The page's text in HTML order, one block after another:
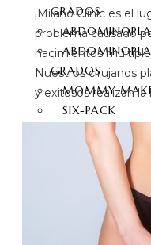
GRADOS
GRADOS
MOMMY
SIX-PACK
LIFTING DE
LIFTING DE
LIPOSUCCIÓN
¡Milano Clinic es el
problema causado
nacimientos
Nuestros cirujanos
y exitosos realizan la